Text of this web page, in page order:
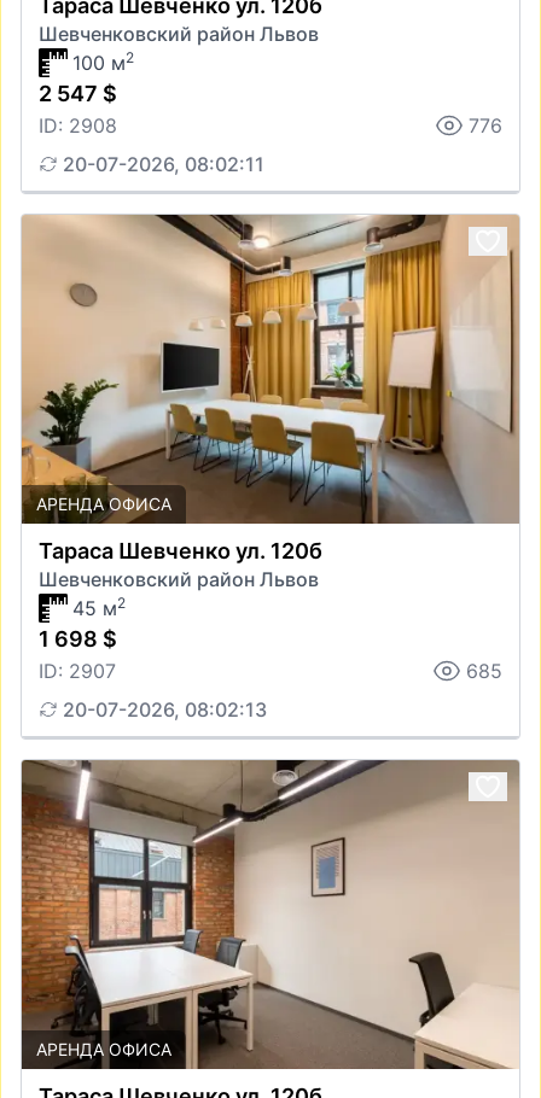
Тараса Шевченко ул. 120б
Шевченковский район Львов
100 м2
2 547 $
ID: 2908
776
20-07-2026, 08:02:11
АРЕНДА ОФИСА
Тараса Шевченко ул. 120б
Шевченковский район Львов
45 м2
1 698 $
ID: 2907
685
20-07-2026, 08:02:13
АРЕНДА ОФИСА